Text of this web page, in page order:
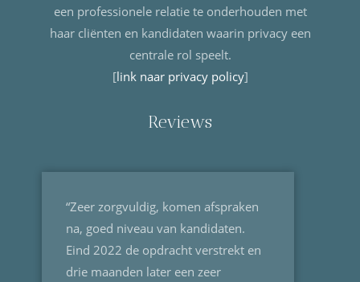
een professionele relatie te onderhouden met
haar cliënten en kandidaten waarin privacy een
centrale rol speelt.
[link naar privacy policy]
Reviews
“Zeer zorgvuldig, komen afspraken
na, goed niveau van kandidaten.
Eind 2022 de opdracht verstrekt en
drie maanden later een zeer